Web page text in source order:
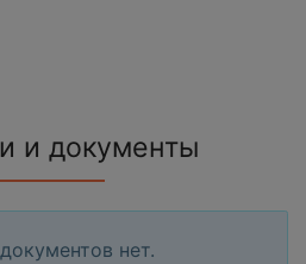
и документы
нет.